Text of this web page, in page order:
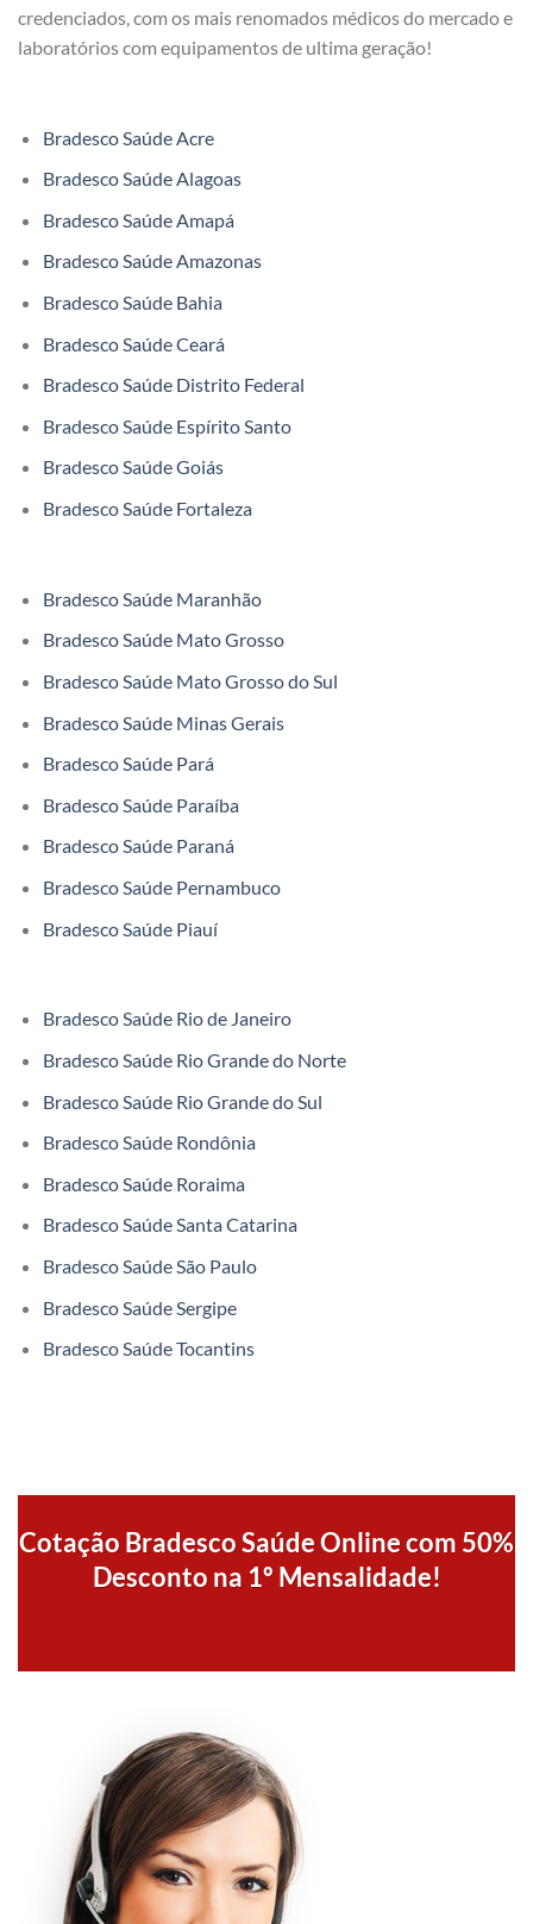
credenciados, com os mais renomados médicos do mercado e
laboratórios com equipamentos de ultima geração!
Bradesco Saúde Acre
Bradesco Saúde Alagoas
Bradesco Saúde Amapá
Bradesco Saúde Amazonas
Bradesco Saúde Bahia
Bradesco Saúde Ceará
Bradesco Saúde Distrito Federal
Bradesco Saúde Espírito Santo
Bradesco Saúde Goiás
Bradesco Saúde Fortaleza
Bradesco Saúde Maranhão
Bradesco Saúde Mato Grosso
Bradesco Saúde Mato Grosso do Sul
Bradesco Saúde Minas Gerais
Bradesco Saúde Pará
Bradesco Saúde Paraíba
Bradesco Saúde Paraná
Bradesco Saúde Pernambuco
Bradesco Saúde Piauí
Bradesco Saúde Rio de Janeiro
Bradesco Saúde Rio Grande do Norte
Bradesco Saúde Rio Grande do Sul
Bradesco Saúde Rondônia
Bradesco Saúde Roraima
Bradesco Saúde Santa Catarina
Bradesco Saúde São Paulo
Bradesco Saúde Sergipe
Bradesco Saúde Tocantins
Cotação Bradesco Saúde Online com 50%
Desconto na 1º Mensalidade!